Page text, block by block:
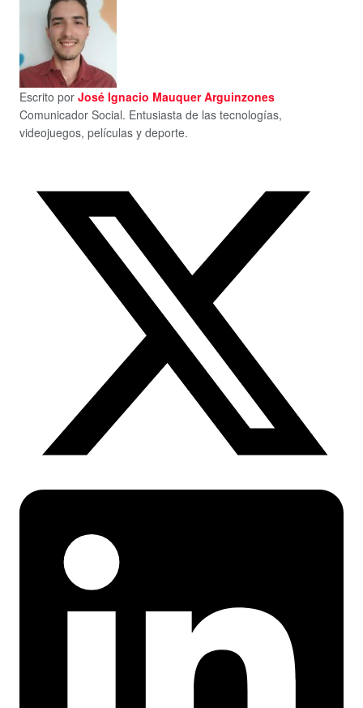
Escrito por José Ignacio Mauquer Arguinzones
Comunicador Social. Entusiasta de las tecnologías,
videojuegos, películas y deporte.